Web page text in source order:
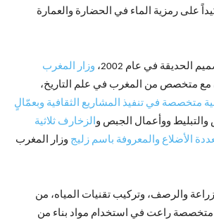
على رمزية الماء في الحضارة والعمارة
الحديقة في عام 2002،
وزار المغرب
مع متخصص من المغرب في علم التاريخ،
متخصصة في تنفيذ المشاريع الثقافية وبعمّالٍ
والتبليط ووأعمال الجبص والزخارف ثلاثية
الأضلاع والمعروفة باسم زليج وزار المغرب
والرصف، وتركيب تقنيات المياه، من
متخصصة راعت في استخدام مواد بناء من